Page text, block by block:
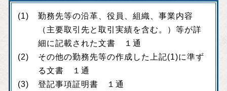
勤務先等の沿革、役員、組織、事業内容
（主要取引先と取引実績を含む。）等が詳
細に記載された文書 １通
その他の勤務先等の作成した上記(1)に準ず
る文書 １通
登記事項証明書 １通